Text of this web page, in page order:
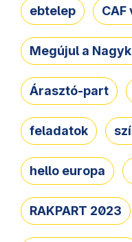
ebtelep CAF
Megújul a
Árasztó-part
feladatok
hello europa
RAKPART 2023